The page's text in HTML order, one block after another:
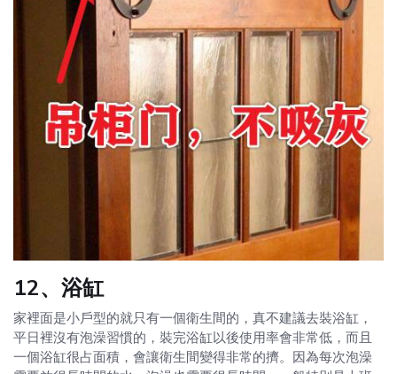
12、浴缸
家裡面是小戶型的就只有一個衛生間的，真不建議去裝浴缸，
平日裡沒有泡澡習慣的，裝完浴缸以後使用率會非常低，而且
一個浴缸很占面積，會讓衛生間變得非常的擠。因為每次泡澡